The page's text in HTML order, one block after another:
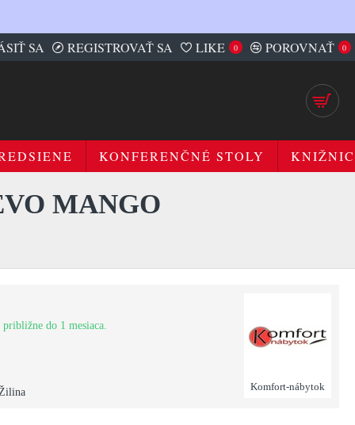
SA REGISTROVAŤ SA LIKE 0 POROVNAŤ 0
KONFERENČNÉ STOLY
MANGO
do 1 mesiaca.
Komfort-nábytok